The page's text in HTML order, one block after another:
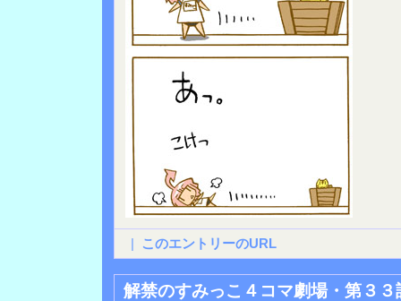
| このエントリーのURL
解禁のすみっこ４コマ劇場・第３